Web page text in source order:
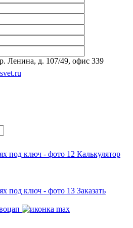
Ленина, д. 107/49, офис 339
Калькулятор
Заказать